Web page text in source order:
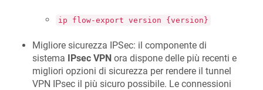
ip flow-export version {version}
Migliore sicurezza IPSec: il componente di
sistema IPsec VPN ora dispone delle più recenti e
migliori opzioni di sicurezza per rendere il tunnel
VPN IPsec il più sicuro possibile. Le connessioni